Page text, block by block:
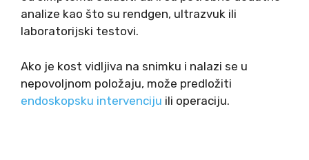
analize kao što su rendgen, ultrazvuk ili
laboratorijski testovi.
Ako je kost vidljiva na snimku i nalazi se u
nepovoljnom položaju, može predložiti
endoskopsku intervenciju ili operaciju.